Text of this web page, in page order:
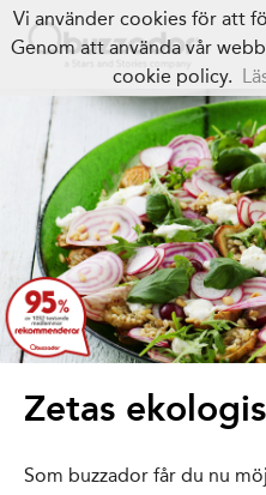
Zetas
Som buzzador får du nu
Vi använder cookies för att
Genom att använda vår
cookie policy.